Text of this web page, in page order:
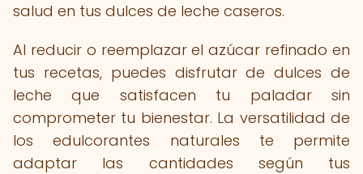
salud en tus dulces de leche caseros.
Al reducir o reemplazar el azúcar refinado en
tus recetas, puedes disfrutar de dulces de
leche que satisfacen tu paladar sin
comprometer tu bienestar. La versatilidad de
los edulcorantes naturales te permite
adaptar las cantidades según tus